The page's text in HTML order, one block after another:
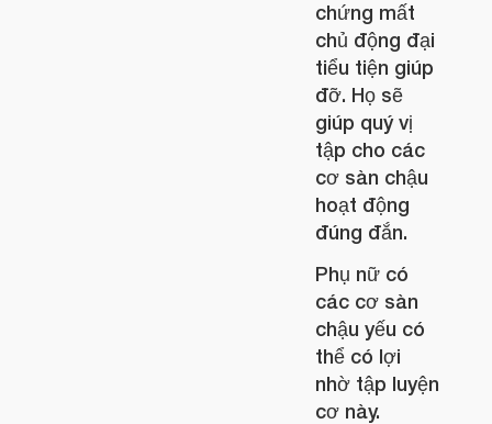
chứng mất
chủ động đại
tiểu tiện giúp
đỡ. Họ sẽ
giúp quý vị
tập cho các
cơ sàn chậu
hoạt động
đúng đắn.
Phụ nữ có
các cơ sàn
chậu yếu có
thể có lợi
nhờ tập luyện
cơ này.